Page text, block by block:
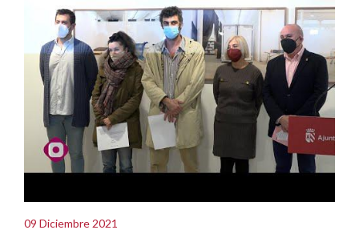
09 Diciembre 2021